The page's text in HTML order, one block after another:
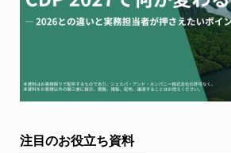
注目のお役立ち資料